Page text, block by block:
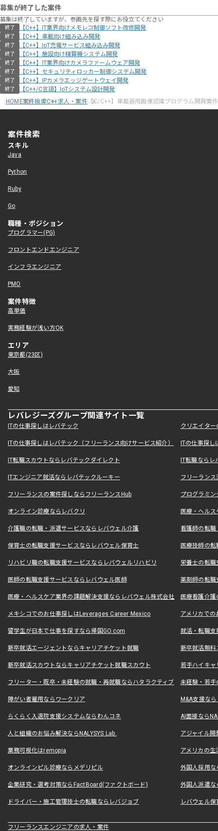
募集が終了した案件
募集は終了していますが、参画先を探す際にお役立てください
終了 【C++】IT業界向けメモレコ制御ソフト改修開発
終了 【C++】車載向け組み込み開発
終了 【C++】IoT充電サービス組み込み開発
終了 【C++】施設向け精算機システム開発
終了 【C++】IT業界向けカメラファームウェア開発
終了 【C++】セキュリティロッカー制御システム開発
終了 【C++】IPカメラエッジゲートウェイ開発
終了
【C++/C言語】IoTシステム設計開発
HOME案件検索C++求人・案件【C/C++】車載器用画像認識プログラム開発案件
案件検索
スキル
Java
Python
Ruby
Go
職種・ポジション
プログラマー(PG)
フロントエンドエンジニア
インフラエンジニア
PMO
案件特徴
高単価
実務経験が浅い方OK
エリア
東京都(23区)
大阪
愛知
レバレジーズグループ関連サイト一覧
ITの仕事探しはレバテック クリエイタ
ITの仕事探しはレバテック（フリーランス向けサービス紹介） ITの仕事探
IT転職スカウトならレバテックダイレクト IT転職なら
ITエンジニア就活ならレバテックルーキー フリーラン
フリーランスの案件探しならフリーランスHub プログラミ
オンライン診療ならレバクリ 医療・ヘル
介護職の転職・派遣サービスならレバウェル介護 看護師の転
保育士の転職支援サービスならレバウェル保育士 医療技師の
リハビリ職の転職支援サービスならレバウェルリハビリ 栄養士の転
医師の転職支援サービスならレバウェル医師 薬剤師の転
医療・ヘルスケア業界の課題解決支援ならレバウェル株式会社 医療看護介
メキシコでのお仕事探しはLeverages Career Mexico アメリカで
留学生が日本で仕事を探すなら帰国GO.com 就活・転職
新卒就活エージェントならキャリアチケット就職 新卒就活無料
新卒就活スカウトならキャリアチケット就職スカウト 若手ハイキ
フリーター・既卒・未経験の就職・再就職ならハタラクティブ 未経験・若手
障がい者雇用ならワークリア M&A支援な
らくらく入退院支援システムならわんコネ AI面接なら
人と組織のお悩み解決ならNALYSYS Lab. アジャイル
業務可視化はremopia アメリカの
オンラインピル診療ならメデリピル 外国人採用
企業研究・選考対策ならFactBoard(ファクトボード) 外国人派遣な
ドライバー・施工管理技士の転職ならレバジョブ レバウェル
フリーランスエンジニアの求人・案件